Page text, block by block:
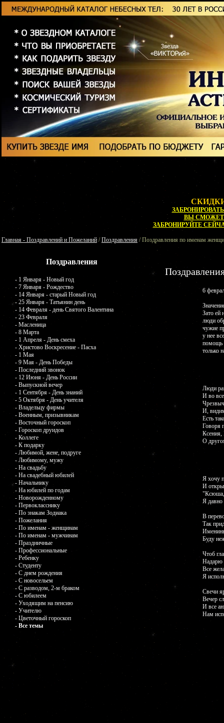
ВЫ
ЗАБРОНИРУЙТЕ
Главная - Поздравлений и Пожеланий /Поздравления / Поздравления по именам
Поздравления
- 1 Января - Новый год
- 7 Января - Рождество
- 14 Января - старый Новый год
- 25 Января - Татьянин день
- 14 Февраля - день Святого Валентина
- 23 Февраля
- Масленица
- 8 Марта
- 1 Апреля - День смеха
- Христово Воскресение - Пасха
- 1 Мая
- 9 Мая - День Победы
- Последний звонок
- 12 Июня - День России
- Выпускной вечер
- 1 Сентября - День знаний
- 5 Октября - День учителя
- Владельцу фирмы
- Военным, призывникам
- Восточный гороскоп
- Гороскоп друидов
- Коллеге
- К подарку
- Любимой, жене, подруге
- Любимому, мужу
- На свадьбу
- На свадебный юбилей
- Начальнику
- На юбилей по годам
- Новорожденному
- Первокласснику
- По знакам Зодиака
- Пожелания
- По именам - женщинам
- По именам - мужчинам
- Праздничные
- Профессиональные
- Ребенку
- Студенту
- С днем рождения
- С новосельем
- С разводом, 2-м браком
- С юбилеем
- Уходящим на пенсию
- Учителю
- Цветочный гороскоп
- Все темы
6
Зато ей
люди
чужие
у нее
помощь
только
Люди
И во
И,
Есть
Говоря
О
Я хочу
И
"Ксюша,
Я
В
Так
Буду
Чтоб
Надарю
Все
Я
Свечи
Вечер
И все
Нам